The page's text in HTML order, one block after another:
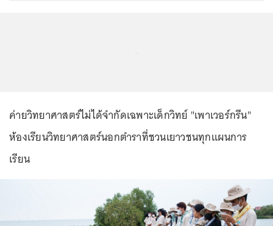
ค่ายวิทยาศาสตร์ไม่ได้จำกัดเฉพาะเด็กวิทย์ "เพาเวอร์กรีน"
ห้องเรียนวิทยาศาสตร์นอกตำราที่ชวนเยาวชนทุกแผนการ
เรียน